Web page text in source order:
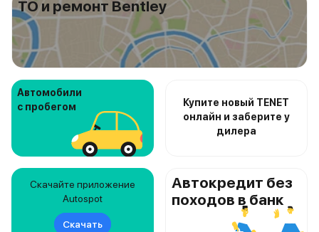
ТО и ремонт Bentley
Автомобили
с пробегом
Купите новый TENET
онлайн и заберите у
дилера
Скачайте приложение
Autospot
Скачать
Автокредит без
походов в банк